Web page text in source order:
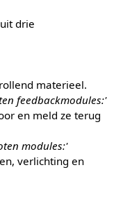
drie
materieel.
feedbackmodules:'
en meld ze terug
modules:'
verlichting en